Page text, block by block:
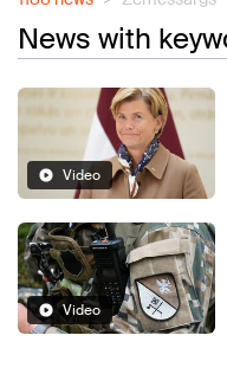
News with
Video
Video